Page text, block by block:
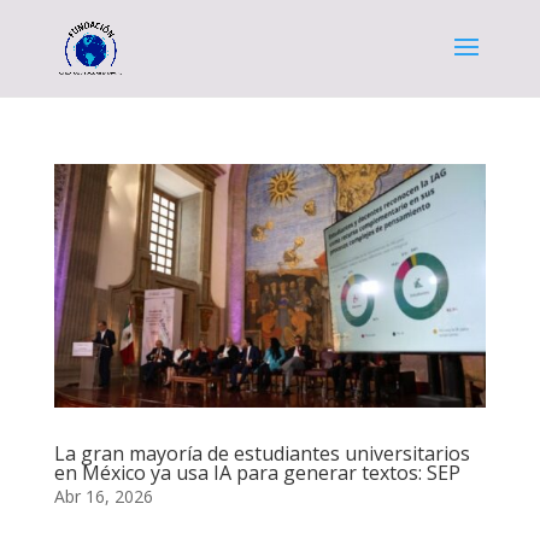
La gran mayoría de estudiantes universitarios
en México ya usa IA para generar textos: SEP
Abr 16, 2026